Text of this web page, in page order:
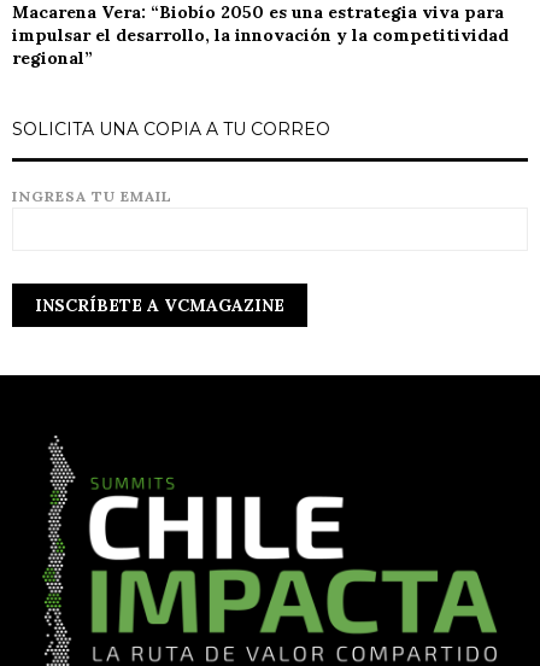
Macarena Vera: “Biobío 2050 es una estrategia viva para
impulsar el desarrollo, la innovación y la competitividad
regional”
SOLICITA UNA COPIA A TU CORREO
INGRESA TU EMAIL